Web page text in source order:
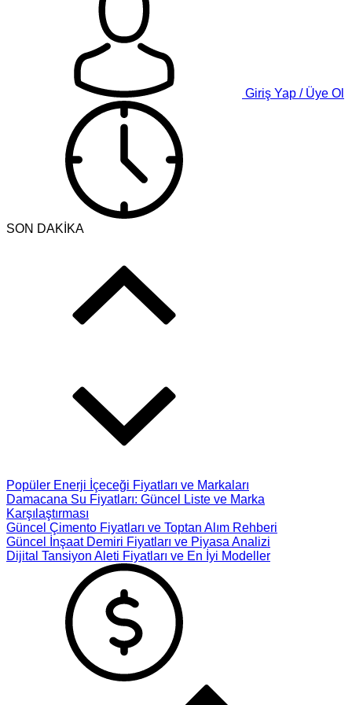
Giriş Yap / Üye Ol
SON DAKİKA
Popüler Enerji İçeceği Fiyatları ve Markaları
Damacana Su Fiyatları: Güncel Liste ve Marka
Karşılaştırması
Güncel Çimento Fiyatları ve Toptan Alım Rehberi
Güncel İnşaat Demiri Fiyatları ve Piyasa Analizi
Dijital Tansiyon Aleti Fiyatları ve En İyi Modeller